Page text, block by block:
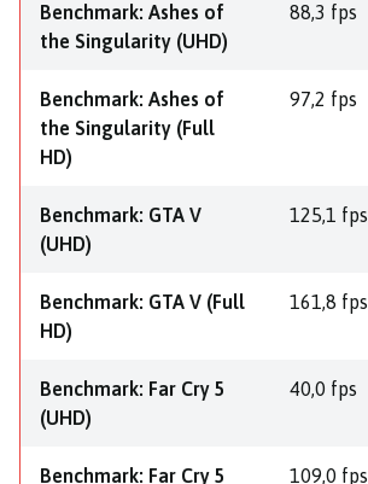
Benchmark: Ashes of
the Singularity (UHD)
88,3 fps
Benchmark: Ashes of
the Singularity (Full
HD)
97,2 fps
Benchmark: GTA V
(UHD)
125,1 fps
Benchmark: GTA V (Full
HD)
161,8 fps
Benchmark: Far Cry 5
(UHD)
40,0 fps
Benchmark: Far Cry 5 109,0 fps